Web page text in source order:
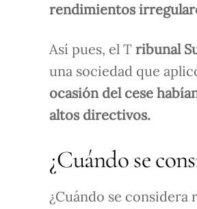
rendimientos
Así pues, el T ribunal
una sociedad que
ocasión del cese
altos directivos.
¿Cuándo se
¿Cuándo se